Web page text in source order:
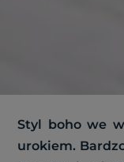
Styl boho we
urokiem.